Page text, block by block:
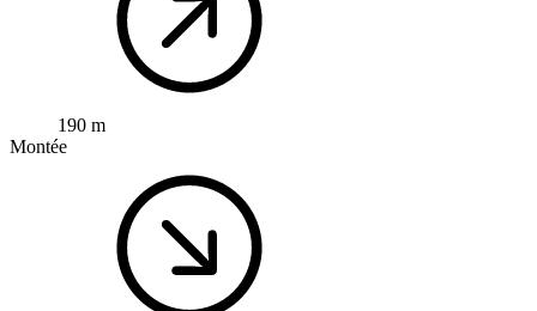
190 m
Montée